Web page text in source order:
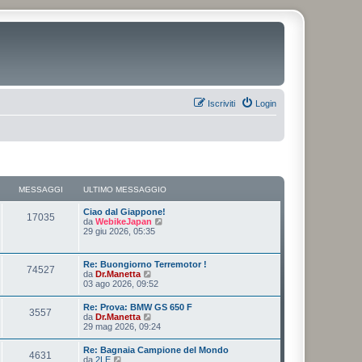
Login
Iscriviti
MESSAGGI ULTIMO MESSAGGIO
17035
Ciao dal Giappone!
da WebikeJapan
l
m
o
s
s
a
29 giu 2026, 05:35
74527
Re: Buongiorno Terremotor !
da Dr.Manetta
e
i
u
l
t
i
m
03 ago 2026, 09:52
3557
Re: Prova: BMW GS 650 F
da Dr.Manetta
e
u
29 mag 2026, 09:24
4631
Re: Bagnaia Campione del Mondo
da 2LE